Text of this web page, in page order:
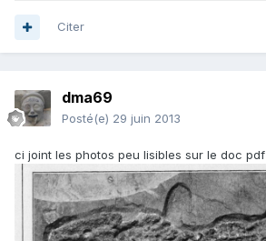
Citer
dma69
Posté(e) 29 juin 2013
ci joint les photos peu lisibles sur le doc pdf